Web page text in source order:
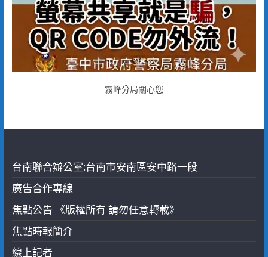
霧峰分局關心您
台南聯合辦公室:台南市安南區安中路一段
廣告合作專線
焦點公告 《版權所有 請勿任意轉載》
焦點時報簡介
線上記者